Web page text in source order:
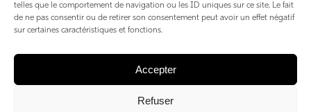
telles que le comportement de navigation ou les ID uniques sur ce site. Le fait
de ne pas consentir ou de retirer son consentement peut avoir un effet négatif
sur certaines caractéristiques et fonctions.
Accepter
Refuser